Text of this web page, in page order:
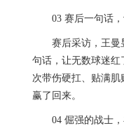
03 赛后一句话
赛后采访，王曼
句话，让无数球迷
次带伤硬扛、贴满
赢了回来。
04 倔强的战士